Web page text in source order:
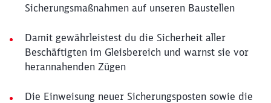
Sicherungsmaßnahmen auf unseren Baustellen
Damit gewährleistest du die Sicherheit aller
Beschäftigten im Gleisbereich und warnst sie vor
herannahenden Zügen
Die Einweisung neuer Sicherungsposten sowie die